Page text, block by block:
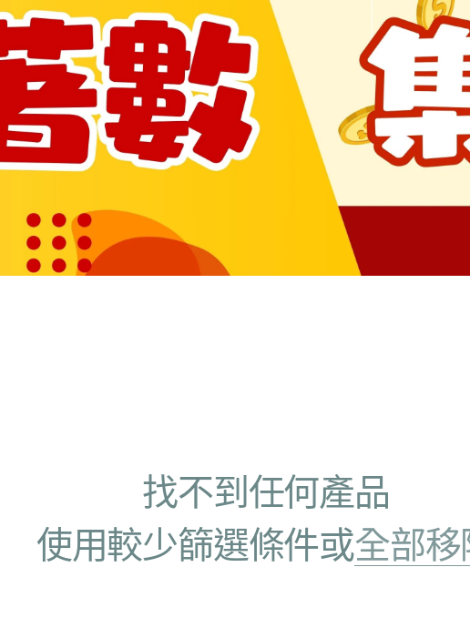
找不到任何產品
使用較少篩選條件或全部移